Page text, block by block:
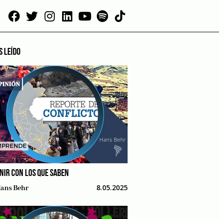
LEÍDO
CON LOS QUE SABEN
Behr 8.05.2025